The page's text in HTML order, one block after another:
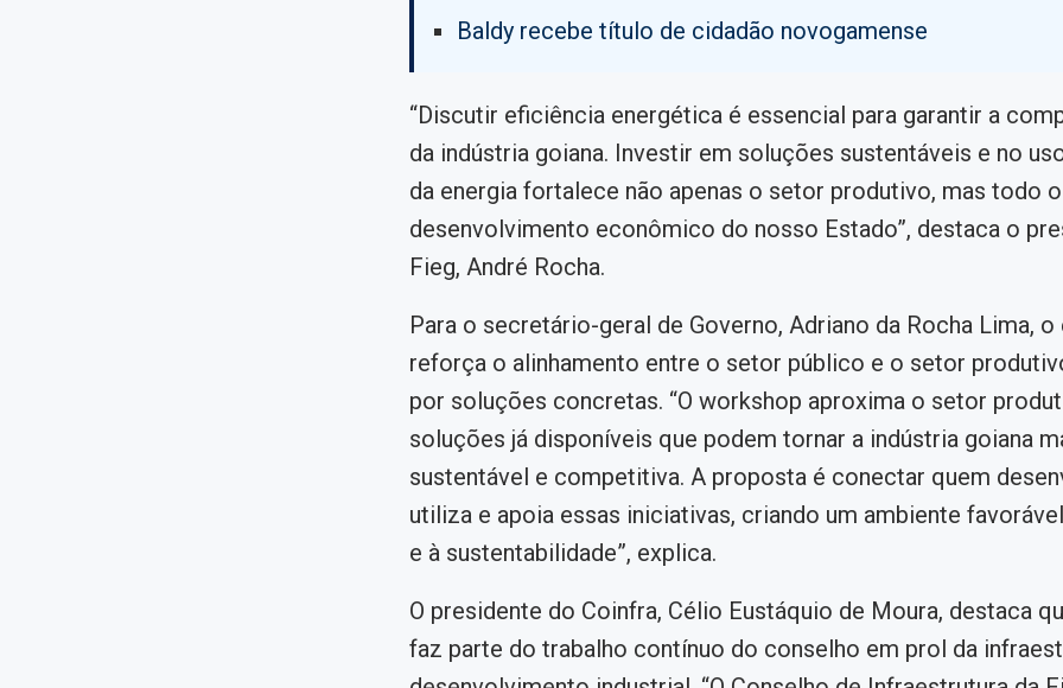
Baldy recebe título de cidadão novogamense
“Discutir eficiência energética é essencial para garantir a
da indústria goiana. Investir em soluções sustentáveis e no
da energia fortalece não apenas o setor produtivo, mas todo o
desenvolvimento econômico do nosso Estado”, destaca o
Fieg, André Rocha.
Para o secretário-geral de Governo, Adriano da Rocha Lima, o
reforça o alinhamento entre o setor público e o setor
por soluções concretas. “O workshop aproxima o setor
soluções já disponíveis que podem tornar a indústria goiana
sustentável e competitiva. A proposta é conectar quem
utiliza e apoia essas iniciativas, criando um ambiente
e à sustentabilidade”, explica.
O presidente do Coinfra, Célio Eustáquio de Moura, destaca
faz parte do trabalho contínuo do conselho em prol da